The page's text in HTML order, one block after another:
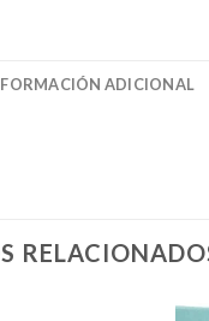
ADICIONAL